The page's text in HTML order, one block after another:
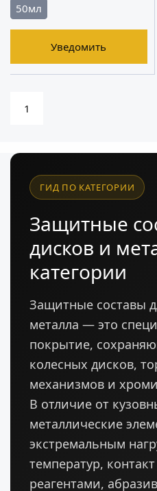
50мл
Уведомить
1
ГИД ПО КАТЕГОРИИ
Защитные
дисков и
категории
Защитные составы
металла — это
покрытие,
колесных дисков,
механизмов и
В отличие от
металлические
экстремальным
температур,
реагентами,